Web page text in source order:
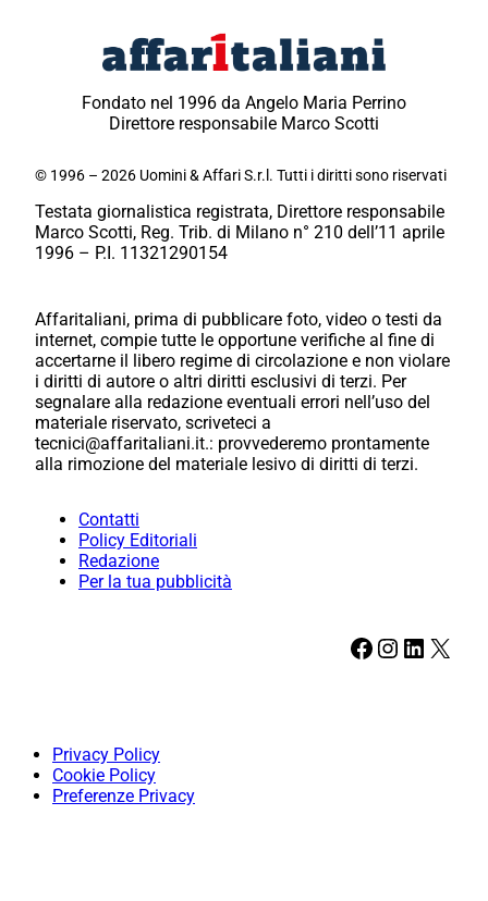
Fondato nel 1996 da Angelo Maria Perrino
Direttore responsabile Marco Scotti
© 1996 – 2026 Uomini & Affari S.r.l. Tutti i diritti sono riservati
Testata giornalistica registrata, Direttore responsabile
Marco Scotti, Reg. Trib. di Milano n° 210 dell’11 aprile
1996 – P.I. 11321290154
Affaritaliani, prima di pubblicare foto, video o testi da
internet, compie tutte le opportune verifiche al fine di
accertarne il libero regime di circolazione e non violare
i diritti di autore o altri diritti esclusivi di terzi. Per
segnalare alla redazione eventuali errori nell’uso del
materiale riservato, scriveteci a
tecnici@affaritaliani.it.: provvederemo prontamente
alla rimozione del materiale lesivo di diritti di terzi.
Contatti
Policy Editoriali
Redazione
Per la tua pubblicità
Facebook Instagram LinkedIn X
Privacy Policy
Cookie Policy
Preferenze Privacy